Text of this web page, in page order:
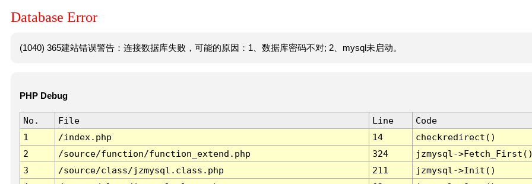
Database Error
(1040) 365建站错误警告：连接数据库失败，可能的原因：1、数据库密码不对; 2、mysql未启动。
PHP Debug
No. File Line
Code
1
/index.php 14
checkredirect()
2
/source/function/function_extend.php 324
jzmysql-
3
/source/class/jzmysql.class.php 211
jzmysql->Init()